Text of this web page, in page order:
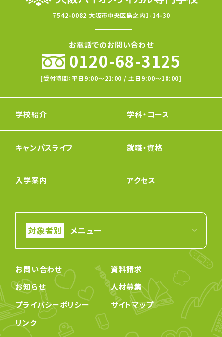
〒542-0082 大阪市中央区島之内1-14-30
お電話でのお問い合わせ
0120-68-3125
[受付時間：平日9:00〜21:00 / 土日9:00〜18:00]
学校紹介 学科・コース
キャンパスライフ 就職・資格
入学案内 アクセス
メニュー
お問い合わせ
資料請求
お知らせ
人材募集
プライバシーポリシー
サイトマップ
リンク